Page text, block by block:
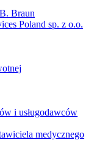
Braun
Poland sp. z o.o.
i usługodawców
medycznego